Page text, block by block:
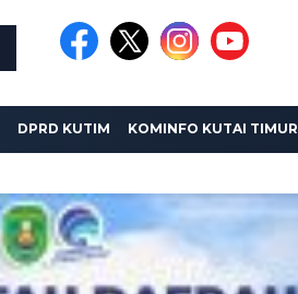
DPRD KUTIM KOMINFO KUTAI TIMUR